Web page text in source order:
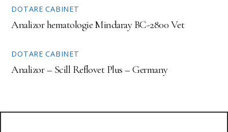
DOTARE CABINET
Analizor hematologie Mindaray BC-2800 Vet
DOTARE CABINET
Analizor – Scill Reflovet Plus – Germany